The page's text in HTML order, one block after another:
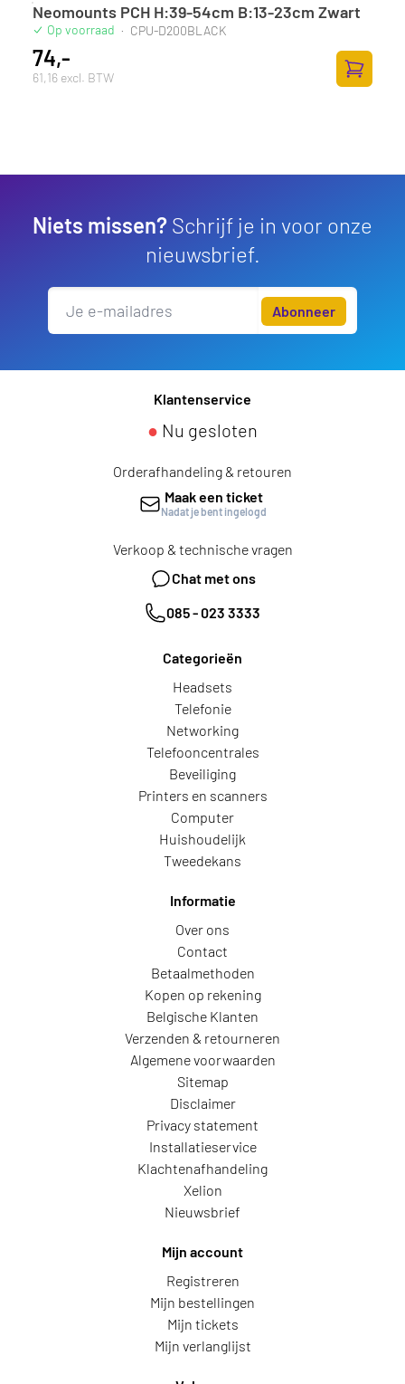
Neomounts PCH H:39-54cm B:13-23cm Zwart
Op voorraad · CPU-D200BLACK
74,-
61,16 excl. BTW
Niets missen? Schrijf je in voor onze
nieuwsbrief.
Abonneer
Klantenservice
● Nu gesloten
Orderafhandeling & retouren
Maak een ticket
Nadat je bent ingelogd
Verkoop & technische vragen
Chat met ons
085 - 023 3333
Categorieën
Headsets
Telefonie
Networking
Telefooncentrales
Beveiliging
Printers en scanners
Computer
Huishoudelijk
Tweedekans
Informatie
Over ons
Contact
Betaalmethoden
Kopen op rekening
Belgische Klanten
Verzenden & retourneren
Algemene voorwaarden
Sitemap
Disclaimer
Privacy statement
Installatieservice
Klachtenafhandeling
Xelion
Nieuwsbrief
Mijn account
Registreren
Mijn bestellingen
Mijn tickets
Mijn verlanglijst